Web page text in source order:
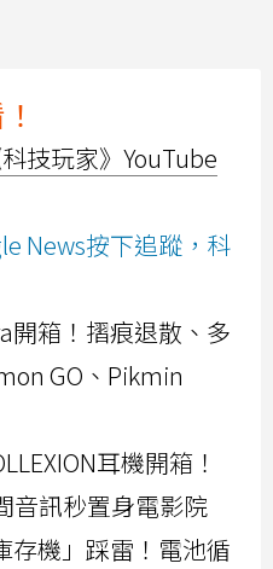
技玩家》YouTube
News按下追蹤，科
開箱！摺痕退散、多
GO、Pikmin
耳機開箱！
音訊秒置身電影院
存機」踩雷！電池循